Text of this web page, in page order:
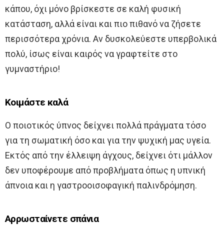
κάπου, όχι μόνο βρίσκεστε σε καλή φυσική
κατάσταση, αλλά είναι και πιο πιθανό να ζήσετε
περισσότερα χρόνια. Αν δυσκολεύεστε υπερβολικά
πολύ, ίσως είναι καιρός να γραφτείτε στο
γυμναστήριο!
Κοιμάστε καλά
Ο ποιοτικός ύπνος δείχνει πολλά πράγματα τόσο
για τη σωματική όσο και για την ψυχική μας υγεία.
Εκτός από την έλλειψη άγχους, δείχνει ότι μάλλον
δεν υποφέρουμε από προβλήματα όπως η υπνική
άπνοια και η γαστροοισοφαγική παλινδρόμηση.
Αρρωσταίνετε σπάνια